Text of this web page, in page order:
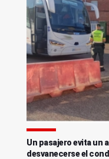
Un pasajero evita un
desvanecerse el